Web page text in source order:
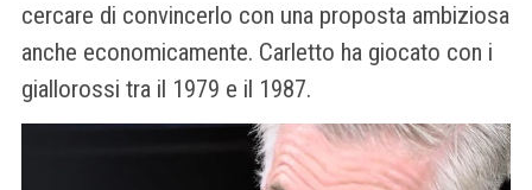
cercare di convincerlo con una proposta ambiziosa
anche economicamente. Carletto ha giocato con i
giallorossi tra il 1979 e il 1987.